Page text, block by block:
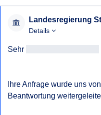
Landesregierung
Details
Sehr
Ihre Anfrage wurde uns
Beantwortung